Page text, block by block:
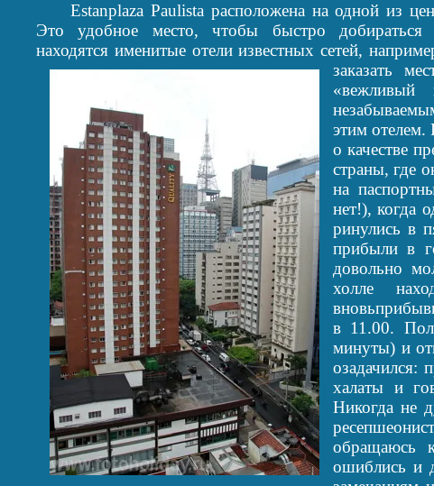
Estanplaza Paulista расположена на одной из
Это удобное место, чтобы быстро добираться
находятся именитые отели известных сетей,
заказать
«вежливый
этим отелем.
о качестве
страны, где
на
нет!), когда
ринулись в
прибыли в
довольно
холле
в 11.00.
минуты) и
озадачился:
халаты и
Никогда не
обращаюсь
ошиблись и